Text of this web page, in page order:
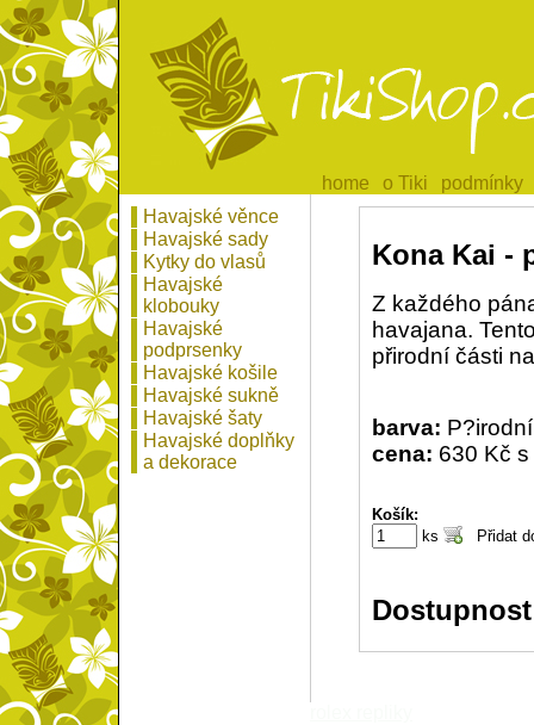
home
home o Tiki
o Tiki podmínky
podmínky
Kona Kai -
Z každého
havajana.
přirodní části
barva: P?irodní
cena: 630 Kč
Košík:
ks
Havajské věnce
Havajské sady
Kytky do vlasů
Havajské
klobouky
Havajské
podprsenky
Havajské košile
Havajské sukně
Havajské šaty
Havajské doplňky
a dekorace